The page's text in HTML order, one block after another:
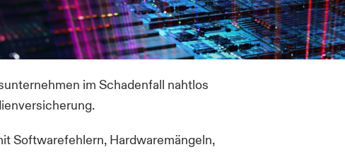
im Schadenfall nahtlos
Softwarefehlern, Hardwaremängeln,